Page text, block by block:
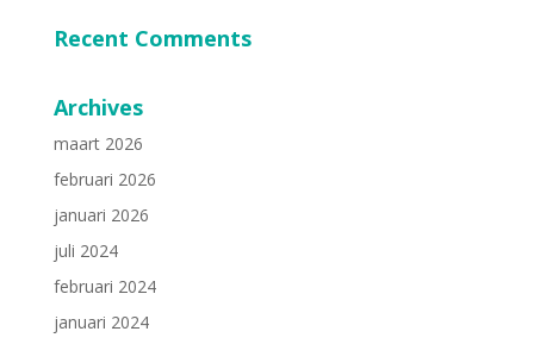
Recent Comments
Archives
maart 2026
februari 2026
januari 2026
juli 2024
februari 2024
januari 2024